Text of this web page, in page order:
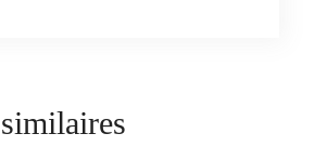
similaires